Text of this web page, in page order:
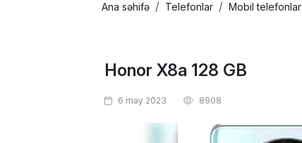
Ana səhifə Telefonlar Mobil telefonlar
Honor X8a 128 GB
6 may 2023 8908